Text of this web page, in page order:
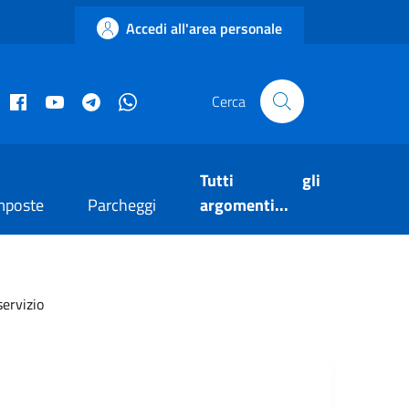
Accedi all'area personale
Facebook istituzionale
Facebook museo civico
YouTube Telegram Cerca
Parcheggi
Tutti gli
argomenti...